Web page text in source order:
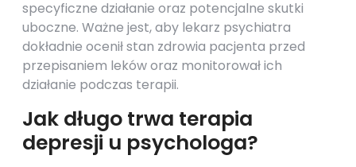
specyficzne działanie oraz potencjalne skutki
uboczne. Ważne jest, aby lekarz psychiatra
dokładnie ocenił stan zdrowia pacjenta przed
przepisaniem leków oraz monitorował ich
działanie podczas terapii.
Jak długo trwa terapia
depresji u psychologa?